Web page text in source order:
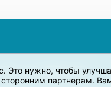
Это нужно, чтобы
партнерам.